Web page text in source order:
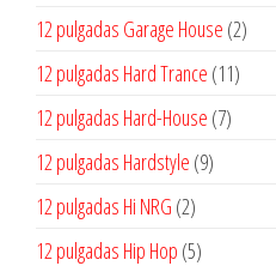
productos
12 pulgadas Garage House 22
12 pulgadas Hard Trance 1111
12 pulgadas Hard-House 77
12 pulgadas Hardstyle 99
12 pulgadas Hi NRG 22
productos
12 pulgadas Hip Hop 55